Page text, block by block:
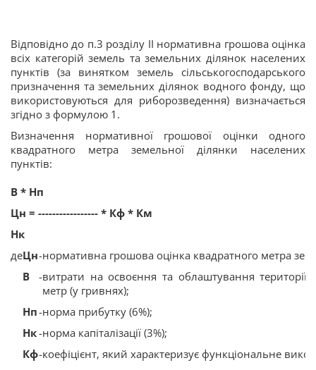
Відповідно до п.3 розділу II нормативна грошова оцінка
всіх категорій земель та земельних ділянок населених
пунктів (за винятком земель сільськогосподарського
призначення та земельних ділянок водного фонду, що
використовуються для риборозведення) визначається
згідно з формулою 1.
Визначення нормативної грошової оцінки одного
квадратного метра земельної ділянки населених
пунктів:
В * Нп
Цн = ----------------- * Кф * Км
Нк
деЦн-нормативна грошова оцінка квадратного метра
В
-витрати на освоєння та облаштування
метр (у гривнях);
Нп-норма прибутку (6%);
Нк-норма капіталізації (3%);
Кф-коефіцієнт, який характеризує функціональне